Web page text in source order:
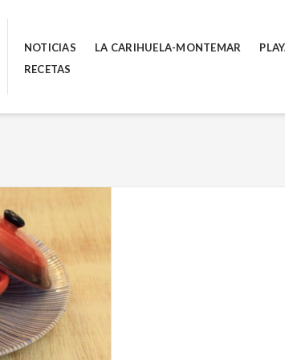
NOTICIAS LA CARIHUELA-MONTEMAR
RECETAS